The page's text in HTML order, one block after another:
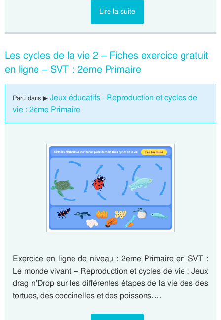
Lire la suite
Les cycles de la vie 2 – Fiches exercice gratuit
en ligne – SVT : 2eme Primaire
Paru dans ▶ Jeux éducatifs - Reproduction et cycles de
vie : 2eme Primaire
Exercice en ligne de niveau : 2eme Primaire en SVT :
Le monde vivant – Reproduction et cycles de vie : Jeux
drag n’Drop sur les différentes étapes de la vie des des
tortues, des coccinelles et des poissons….